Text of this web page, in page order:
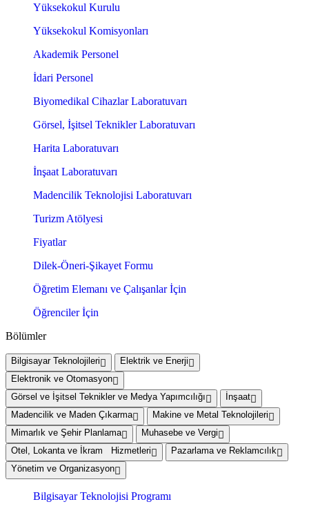
Yüksekokul Kurulu
Yüksekokul Komisyonları
Akademik Personel
İdari Personel
Biyomedikal Cihazlar Laboratuvarı
Görsel, İşitsel Teknikler Laboratuvarı
Harita Laboratuvarı
İnşaat Laboratuvarı
Madencilik Teknolojisi Laboratuvarı
Turizm Atölyesi
Fiyatlar
Dilek-Öneri-Şikayet Formu
Öğretim Elemanı ve Çalışanlar İçin
Öğrenciler İçin
Bölümler
Bilgisayar Teknolojileri
Elektrik ve Enerji
Elektronik ve Otomasyon
Görsel ve İşitsel Teknikler ve Medya Yapımcılığı
İnşaat
Madencilik ve Maden Çıkarma
Makine ve Metal Teknolojileri
Mimarlık ve Şehir Planlama
Muhasebe ve Vergi
Otel, Lokanta ve İkram Hizmetleri
Pazarlama ve Reklamcılık
Yönetim ve Organizasyon
Bilgisayar Teknolojisi Programı